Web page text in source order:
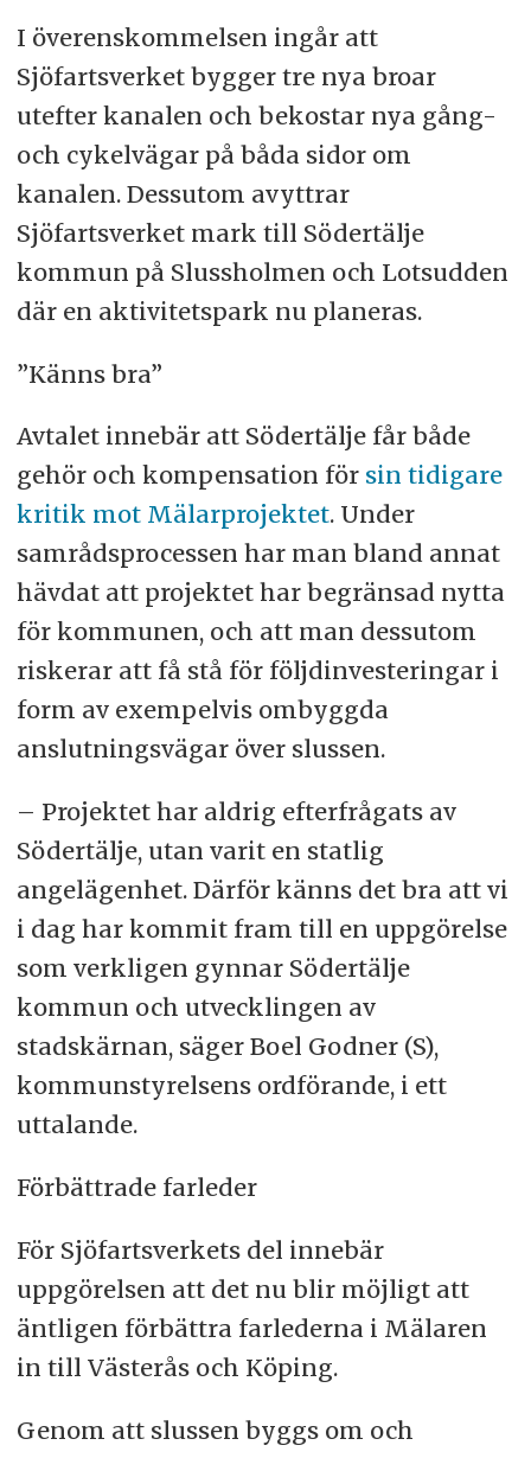
I överenskommelsen ingår att
Sjöfartsverket bygger tre nya broar
utefter kanalen och bekostar nya gång-
och cykelvägar på båda sidor om
kanalen. Dessutom avyttrar
Sjöfartsverket mark till Södertälje
kommun på Slussholmen och Lotsudden
där en aktivitetspark nu planeras.
”Känns bra”
Avtalet innebär att Södertälje får både
gehör och kompensation för sin tidigare
kritik mot Mälarprojektet. Under
samrådsprocessen har man bland annat
hävdat att projektet har begränsad nytta
för kommunen, och att man dessutom
riskerar att få stå för följdinvesteringar i
form av exempelvis ombyggda
anslutningsvägar över slussen.
– Projektet har aldrig efterfrågats av
Södertälje, utan varit en statlig
angelägenhet. Därför känns det bra att vi
i dag har kommit fram till en uppgörelse
som verkligen gynnar Södertälje
kommun och utvecklingen av
stadskärnan, säger Boel Godner (S),
kommunstyrelsens ordförande, i ett
uttalande.
Förbättrade farleder
För Sjöfartsverkets del innebär
uppgörelsen att det nu blir möjligt att
äntligen förbättra farlederna i Mälaren
in till Västerås och Köping.
Genom att slussen byggs om och